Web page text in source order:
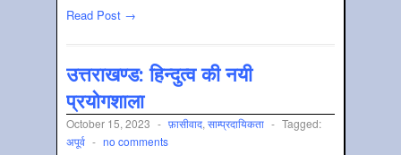
Read Post →
उत्तराखण्ड: हिन्दुत्व की नयी
प्रयोगशाला
October 15, 2023 - फ़ासीवाद, साम्‍प्रदायिकता - Tagged:
अपूर्व - no comments